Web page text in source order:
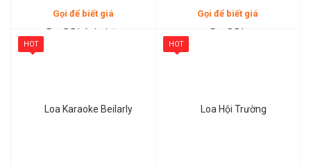
Gọi để biết giá Gọi để biết giá
HOT HOT